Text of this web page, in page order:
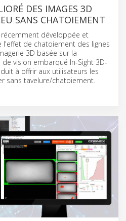
DES IMAGES 3D
SANS CHATOIEMENT
développée et
l'effet de chatoiement des lignes
3D basée sur la
vision embarqué In-Sight 3D-
à offrir aux utilisateurs les
sans tavelure/chatoiement.